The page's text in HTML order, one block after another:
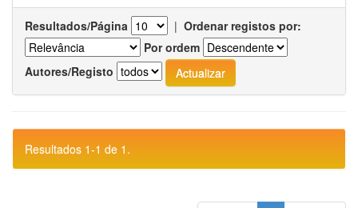
Resultados/Página | Ordenar registos por:
Por ordem
Autores/Registo
Resultados 1-1 de 1.